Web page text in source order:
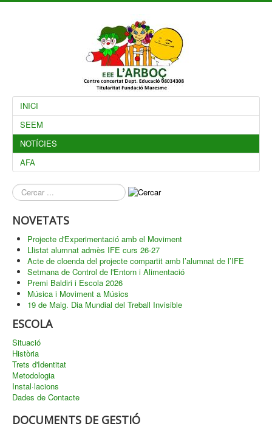
INICI
SEEM
NOTÍCIES
AFA
què
busques?
NOVETATS
Projecte d'Experimentació amb el Moviment
Llistat alumnat admès IFE curs 26-27
Acte de cloenda del projecte compartit amb l’alumnat de l’IFE
Setmana de Control de l'Entorn i Alimentació
Premi Baldiri i Escola 2026
Música i Moviment a Músics
19 de Maig. Dia Mundial del Treball Invisible
ESCOLA
Situació
Història
Trets d'Identitat
Metodologia
Instal·lacions
Dades de Contacte
DOCUMENTS DE GESTIÓ